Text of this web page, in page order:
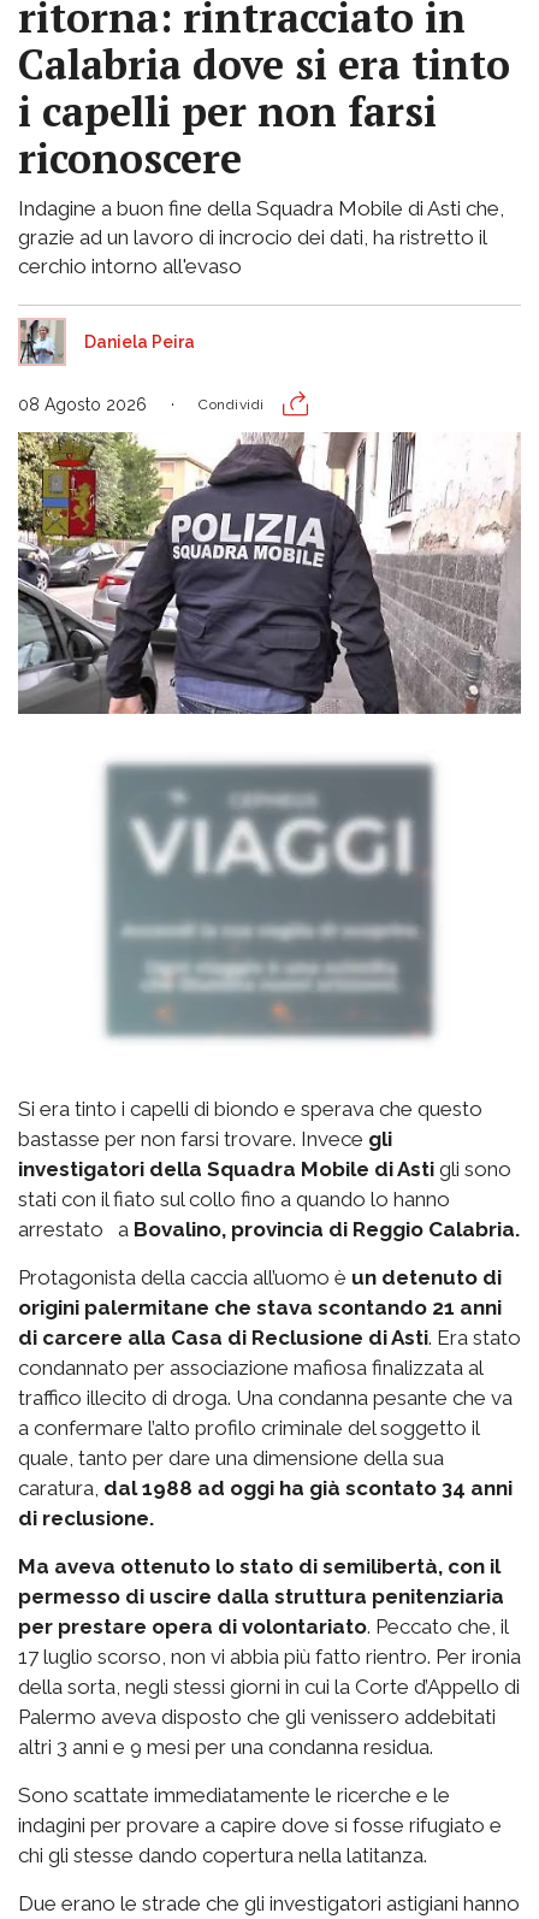
ritorna: rintracciato in
Calabria dove si era tinto
i capelli per non farsi
riconoscere
Indagine a buon fine della Squadra Mobile di Asti che,
grazie ad un lavoro di incrocio dei dati, ha ristretto il
cerchio intorno all'evaso
Daniela Peira
08 Agosto 2026 Condividi
Si era tinto i capelli di biondo e sperava che questo
bastasse per non farsi trovare. Invece gli
investigatori della Squadra Mobile di Asti gli sono
stati con il fiato sul collo fino a quando lo hanno
arrestato a Bovalino, provincia di Reggio Calabria.
Protagonista della caccia all’uomo è un detenuto di
origini palermitane che stava scontando 21 anni
di carcere alla Casa di Reclusione di Asti. Era stato
condannato per associazione mafiosa finalizzata al
traffico illecito di droga. Una condanna pesante che va
a confermare l’alto profilo criminale del soggetto il
quale, tanto per dare una dimensione della sua
caratura, dal 1988 ad oggi ha già scontato 34 anni
di reclusione.
Ma aveva ottenuto lo stato di semilibertà, con il
permesso di uscire dalla struttura penitenziaria
per prestare opera di volontariato. Peccato che, il
17 luglio scorso, non vi abbia più fatto rientro. Per ironia
della sorta, negli stessi giorni in cui la Corte d’Appello di
Palermo aveva disposto che gli venissero addebitati
altri 3 anni e 9 mesi per una condanna residua.
Sono scattate immediatamente le ricerche e le
indagini per provare a capire dove si fosse rifugiato e
chi gli stesse dando copertura nella latitanza.
Due erano le strade che gli investigatori astigiani hanno